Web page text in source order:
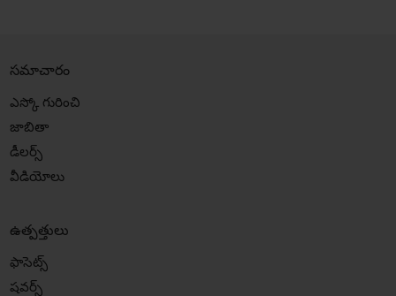
సమాచారం
ఎస్కో గురించి
జాబితా
డీలర్స్
వీడియోలు
ఉత్పత్తులు
ఫాసెట్స్
షవర్స్